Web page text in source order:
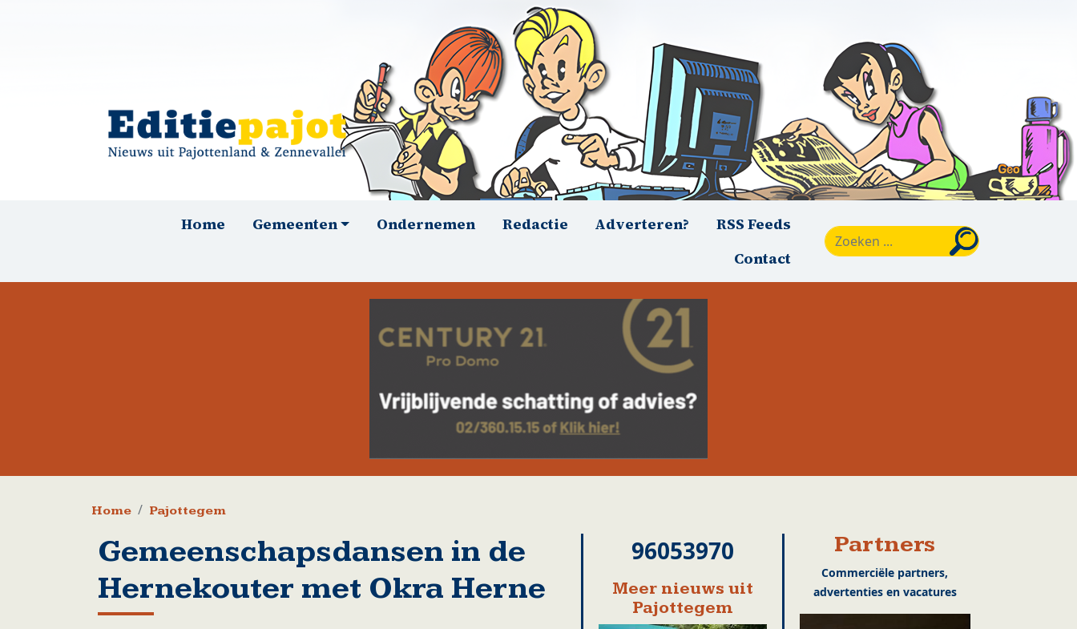
HoofdnavigatieHome Gemeenten Ondernemen Redactie Adverteren?
RSS Feeds
Contact
Kruimelpad
Home Pajottegem
Gemeenschapsdansen in de
Hernekouter met Okra Herne
96053970
Meer nieuws uit
Pajottegem
Partners
Commerciële partners,
advertenties en vacatures